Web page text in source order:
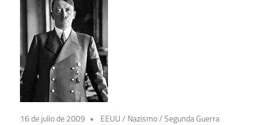
16 de julio de 2009 EEUU/ Nazismo/Segunda Guerra